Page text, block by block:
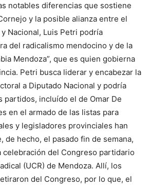
notables diferencias que sostiene
y la posible alianza entre el
Nacional, Luis Petri podría
del radicalismo mendocino y de la
Mendoza”, que es quien gobierna
Petri busca liderar y encabezar la
a Diputado Nacional y podría
partidos, incluído el de Omar De
en el armado de las listas para
y legisladores provinciales han
de hecho, el pasado fin de semana,
celebración del Congreso partidario
(UCR) de Mendoza. Allí, los
del Congreso, por lo que, el